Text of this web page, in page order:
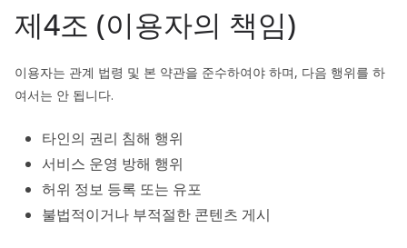
제4조 (이용자의 책임)
이용자는 관계 법령 및 본 약관을 준수하여야 하며, 다음 행위를 하
여서는 안 됩니다.
타인의 권리 침해 행위
서비스 운영 방해 행위
허위 정보 등록 또는 유포
불법적이거나 부적절한 콘텐츠 게시